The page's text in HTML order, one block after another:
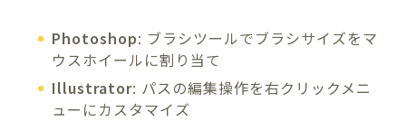
Photoshop: ブラシツールでブラシサイズをマ
ウスホイールに割り当て
Illustrator: パスの編集操作を右クリックメニ
ューにカスタマイズ